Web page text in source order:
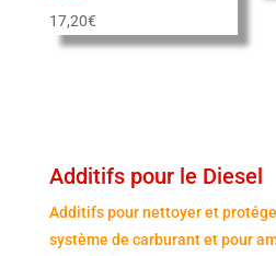
17,20€
Additifs pour le Diesel
Additifs pour nettoyer et
système de carburant et pour